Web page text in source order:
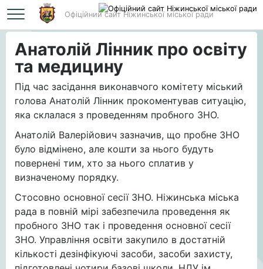
Офіційний сайт Ніжинської міської ради
Головна Анатолій Лінник про освіту та медицину
Анатолій Лінник про освіту
та медицину
Під час засідання виконавчого комітету міський
голова Анатолій Лінник прокоментував ситуацію,
яка склалася з проведенням пробного ЗНО.
Анатолій Валерійович зазначив, що пробне ЗНО
було відмінено, але кошти за нього будуть
повернені тим, хто за нього сплатив у
визначеному порядку.
Стосовно основної сесії ЗНО. Ніжинська міська
рада в повній мірі забезпечила проведення як
пробного ЗНО так і проведення основної сесії
ЗНО. Управління освіти закупило в достатній
кількості дезінфікуючі засоби, засоби захисту,